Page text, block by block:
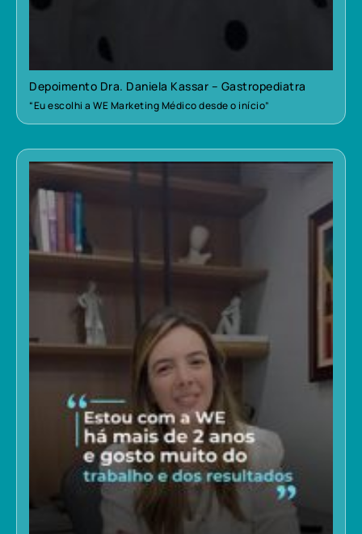
Depoimento Dra. Daniela Kassar – Gastropediatra
“Eu escolhi a WE Marketing Médico desde o início”